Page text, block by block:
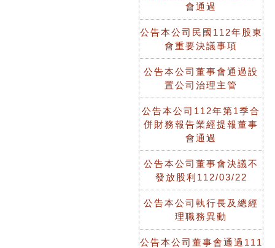
會通過
公告本公司民國112年股東
會重要決議事項
公告本公司董事會通過設
置公司治理主管
公告本公司112年第1季合
併財務報告業經提報董事
會通過
公告本公司董事會決議不
發放股利112/03/22
公告本公司執行長及總經
理職務異動
公告本公司董事會通過111